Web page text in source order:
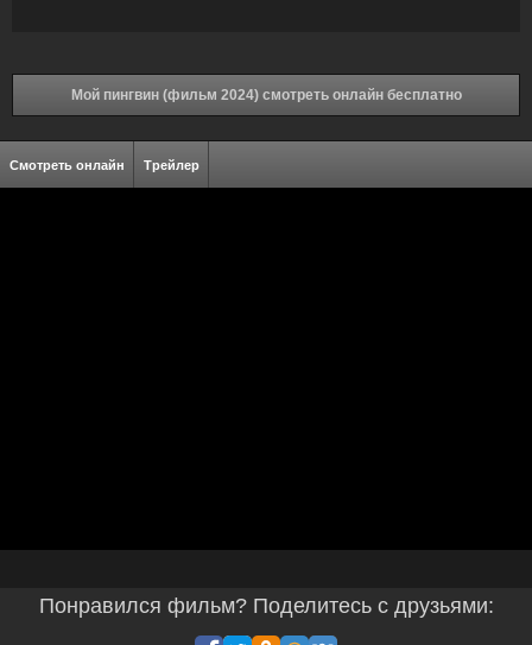
Мой пингвин (фильм 2024) смотреть онлайн бесплатно
Смотреть онлайн Трейлер
Понравился фильм? Поделитесь с друзьями: